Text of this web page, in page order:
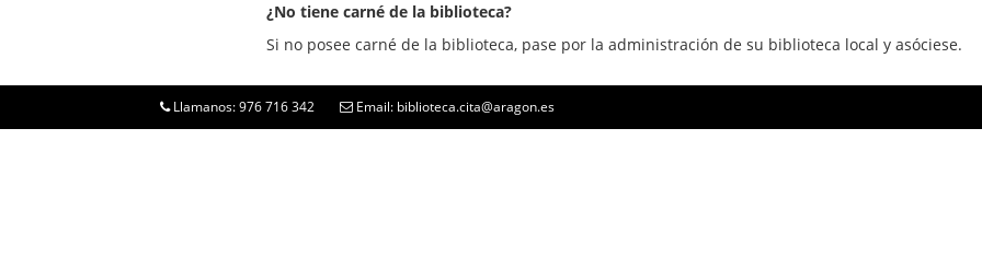
¿No tiene carné de la biblioteca?
Si no posee carné de la biblioteca, pase por la administración de su biblioteca local y asóciese.
Llamanos: 976 716 342 Email: biblioteca.cita@aragon.es